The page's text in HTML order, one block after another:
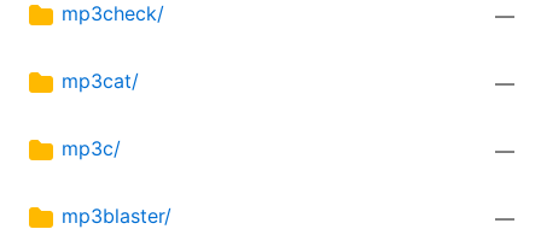
mp3check/ —
mp3cat/ —
mp3c/ —
mp3blaster/ —